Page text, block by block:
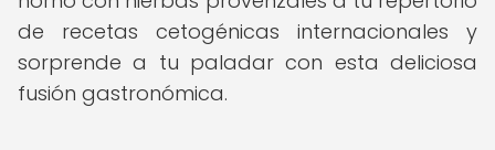
de recetas cetogénicas internacionales y
sorprende a tu paladar con esta deliciosa
fusión gastronómica.